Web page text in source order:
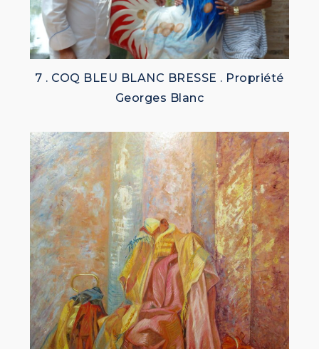
7 . COQ BLEU BLANC BRESSE . Propriété
Georges Blanc